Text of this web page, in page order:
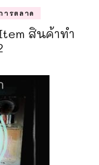
ารตลาด
สินค้าทำ